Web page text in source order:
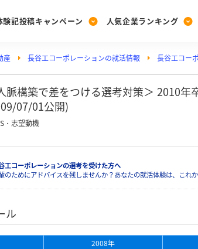
験記投稿キャンペーン
Post
投稿する
人気企業ランキング
Ranking
ランキングを見る
PickUp
注目の企業特集
動画で知ろう！業界・企業研究
産 長谷工コーポレーションの就活情報 長谷工コー
脈構築で差をつける選考対策＞ 2010年
07/01公開)
・志望動機
工コーポレーションの選考を受けた方へ
のためにアドバイスを残しませんか？あなたの就活体験は、これ
ル
2008年